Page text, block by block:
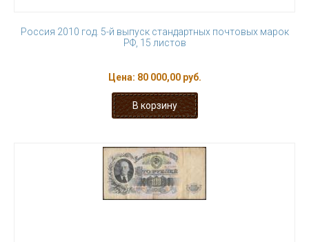
Россия 2010 год. 5-й выпуск стандартных почтовых марок
РФ, 15 листов
Цена: 80 000,00 руб.